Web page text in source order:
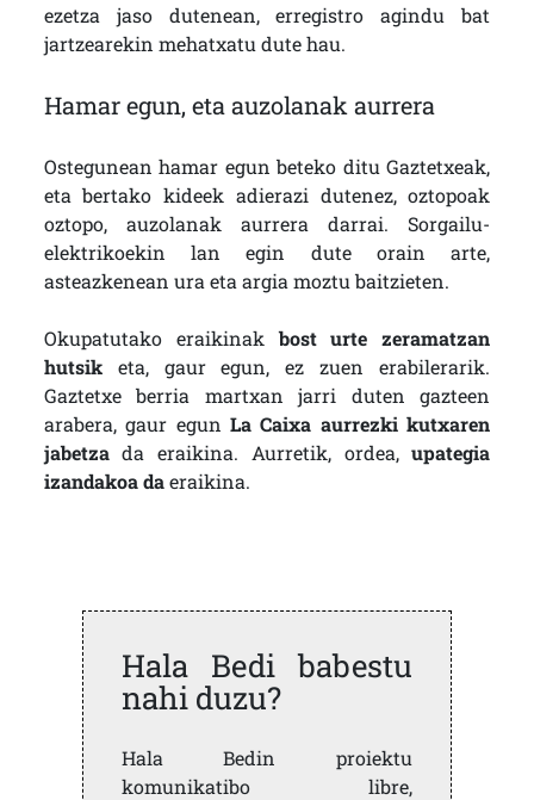
ezetza jaso dutenean, erregistro agindu bat
jartzearekin mehatxatu dute hau.
Hamar egun, eta auzolanak aurrera
Ostegunean hamar egun beteko ditu Gaztetxeak,
eta bertako kideek adierazi dutenez, oztopoak
oztopo, auzolanak aurrera darrai. Sorgailu-
elektrikoekin lan egin dute orain arte,
asteazkenean ura eta argia moztu baitzieten.
Okupatutako eraikinakbost urte zeramatzan
hutsiketa, gaur egun, ez zuen erabilerarik.
Gaztetxe berria martxan jarri duten gazteen
arabera, gaur egun La Caixa aurrezki kutxaren
jabetzada eraikina. Aurretik, ordea,upategia
izandakoa daeraikina.
Hala Bedi babestu
nahi duzu?
Hala Bedin proiektu
komunikatibo libre,